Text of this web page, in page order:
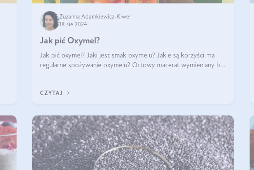
Zuzanna Adamkiewicz-Kiwer
18 sie 2024
Jak pić Oxymel?
Jak pić oxymel? Jaki jest smak oxymelu? Jakie są korzyści ma
regularne spożywanie oxymelu? Octowy macerat wymieniany był
CZYTAJ